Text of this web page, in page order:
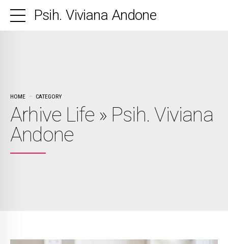
Psih. Viviana Andone
HOME CATEGORY
Arhive Life » Psih. Viviana
Andone